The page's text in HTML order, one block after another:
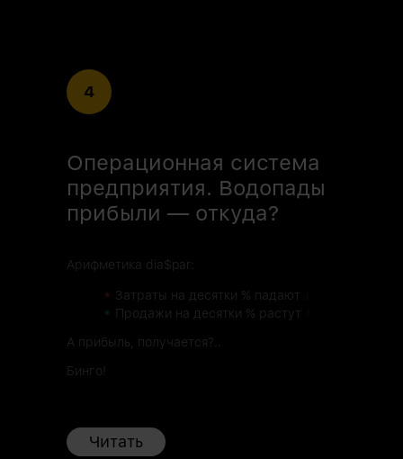
4
Операционная система
предприятия. Водопады
прибыли — откуда?
Арифметика dia$par:
• Затраты на десятки % падают
Продажи на десятки % растут
А прибыль, получается?..
Бинго!
Читать